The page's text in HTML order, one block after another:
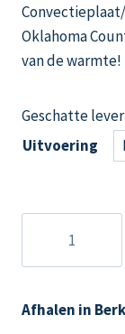
Oklahoma
van de warmte!
Geschatte
Uitvoering
Country
Smoker
Dispenser
Afhalen in